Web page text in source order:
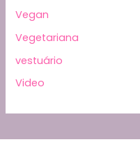
Vegan
Vegetariana
vestuário
Video